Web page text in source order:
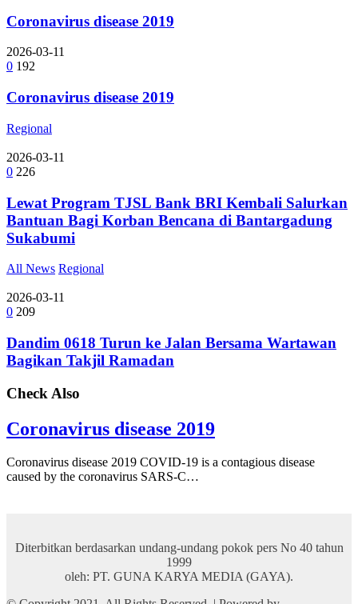
Coronavirus disease 2019
2026-03-11
0 192
Coronavirus disease 2019
Regional
2026-03-11
0 226
Lewat Program TJSL Bank BRI Kembali Salurkan
Bantuan Bagi Korban Bencana di Bantargadung
Sukabumi
All News Regional
2026-03-11
0 209
Dandim 0618 Turun ke Jalan Bersama Wartawan
Bagikan Takjil Ramadan
Check Also
Coronavirus disease 2019
Coronavirus disease 2019 COVID-19 is a contagious disease
caused by the coronavirus SARS-C…
Diterbitkan berdasarkan undang-undang pokok pers No 40 tahun
1999
oleh: PT. GUNA KARYA MEDIA (GAYA).